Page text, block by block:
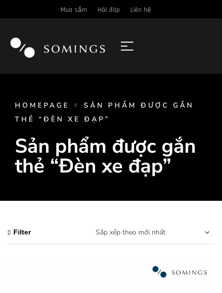
Mua sắm Hỏi đáp Liên hệ
HOMEPAGE
SẢN PHẨM ĐƯỢC GẮN
THẺ “ĐÈN XE ĐẠP”
Sản phẩm được gắn
thẻ “Đèn xe đạp”
Filter